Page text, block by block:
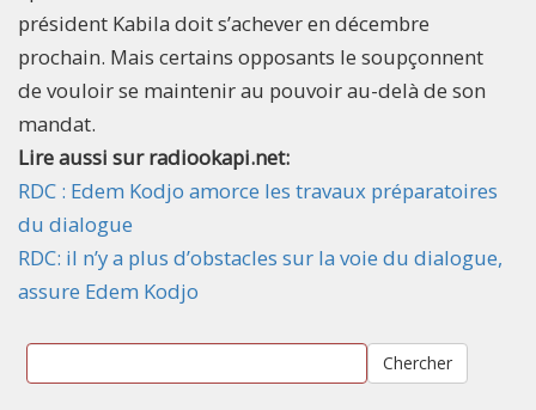
président Kabila doit s’achever en décembre
prochain. Mais certains opposants le soupçonnent
de vouloir se maintenir au pouvoir au-delà de son
mandat.
Lire aussi sur radiookapi.net:
RDC : Edem Kodjo amorce les travaux préparatoires
du dialogue
RDC: il n’y a plus d’obstacles sur la voie du dialogue,
assure Edem Kodjo
Chercher